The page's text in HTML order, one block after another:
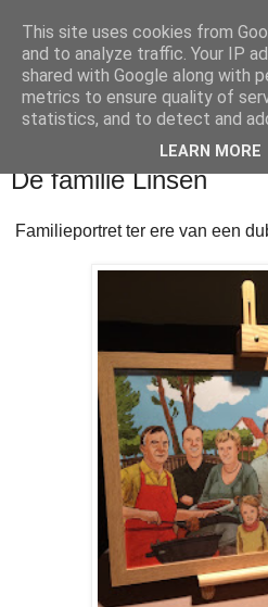
De familie Linsen
Familieportret ter ere van een
This site uses cookies from
and to analyze traffic. Your IP
shared with Google along with
metrics to ensure quality of
statistics, and to detect and
LEARN MORE